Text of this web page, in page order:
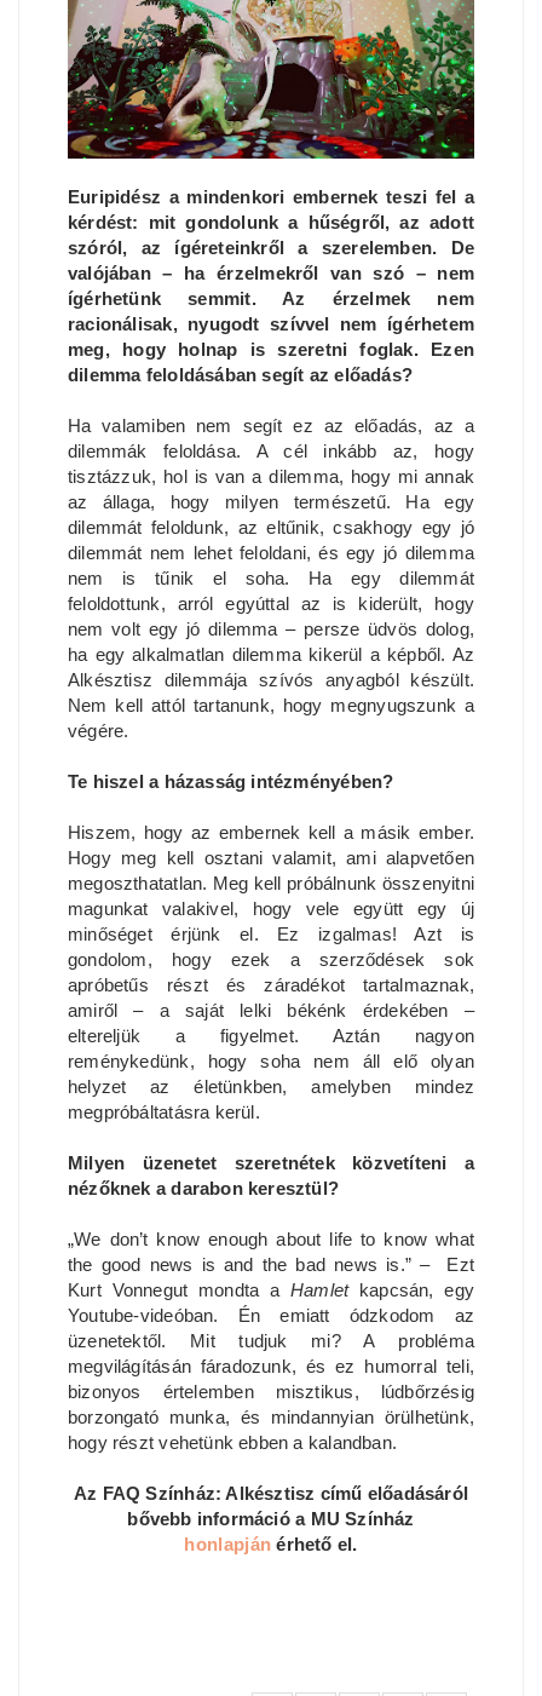
Euripidész a mindenkori embernek teszi fel a
kérdést: mit gondolunk a hűségről, az adott
szóról, az ígéreteinkről a szerelemben. De
valójában – ha érzelmekről van szó – nem
ígérhetünk semmit. Az érzelmek nem
racionálisak, nyugodt szívvel nem ígérhetem
meg, hogy holnap is szeretni foglak. Ezen
dilemma feloldásában segít az előadás?
Ha valamiben nem segít ez az előadás, az a
dilemmák feloldása. A cél inkább az, hogy
tisztázzuk, hol is van a dilemma, hogy mi annak
az állaga, hogy milyen természetű. Ha egy
dilemmát feloldunk, az eltűnik, csakhogy egy jó
dilemmát nem lehet feloldani, és egy jó dilemma
nem is tűnik el soha. Ha egy dilemmát
feloldottunk, arról egyúttal az is kiderült, hogy
nem volt egy jó dilemma – persze üdvös dolog,
ha egy alkalmatlan dilemma kikerül a képből. Az
Alkésztisz dilemmája szívós anyagból készült.
Nem kell attól tartanunk, hogy megnyugszunk a
végére.
Te hiszel a házasság intézményében?
Hiszem, hogy az embernek kell a másik ember.
Hogy meg kell osztani valamit, ami alapvetően
megoszthatatlan. Meg kell próbálnunk összenyitni
magunkat valakivel, hogy vele együtt egy új
minőséget érjünk el. Ez izgalmas! Azt is
gondolom, hogy ezek a szerződések sok
apróbetűs részt és záradékot tartalmaznak,
amiről – a saját lelki békénk érdekében –
eltereljük a figyelmet. Aztán nagyon
reménykedünk, hogy soha nem áll elő olyan
helyzet az életünkben, amelyben mindez
megpróbáltatásra kerül.
Milyen üzenetet szeretnétek közvetíteni a
nézőknek a darabon keresztül?
„We don’t know enough about life to know what
the good news is and the bad news is.” – Ezt
Kurt Vonnegut mondta a Hamlet kapcsán, egy
Youtube-videóban. Én emiatt ódzkodom az
üzenetektől. Mit tudjuk mi? A probléma
megvilágításán fáradozunk, és ez humorral teli,
bizonyos értelemben misztikus, lúdbőrzésig
borzongató munka, és mindannyian örülhetünk,
hogy részt vehetünk ebben a kalandban.
Az FAQ Színház: Alkésztisz című előadásáról
bővebb információ a MU Színház
honlapján érhető el.